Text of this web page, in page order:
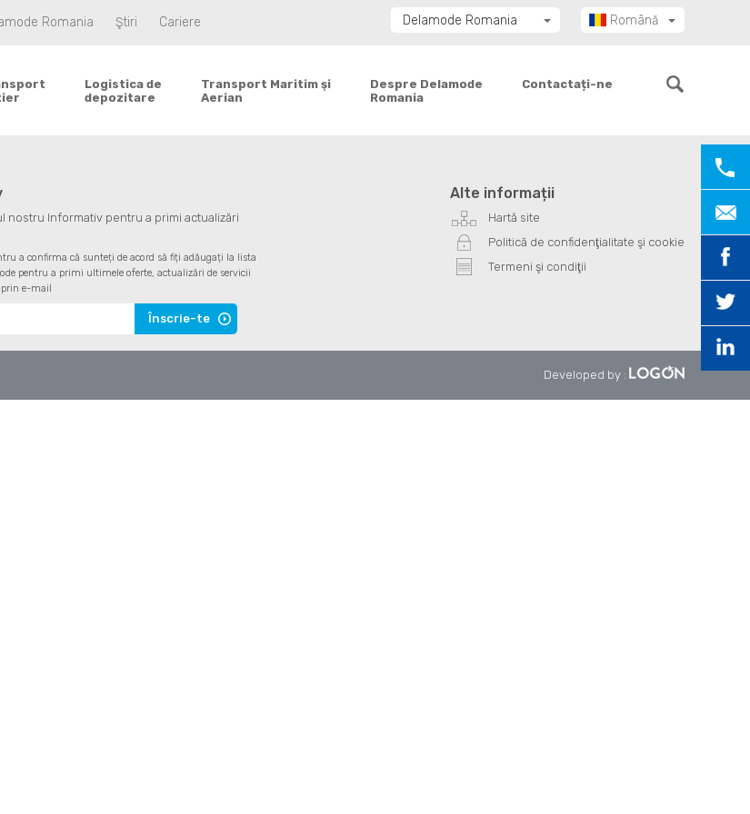
Romania Ştiri Cariere Română
Delamode Romania
Delamode Bulgaria
Delamode Montenegro
Delamode Serbia
Logistica de
depozitare
Transport Maritim şi
Aerian
Despre Delamode
Romania
Contactați-ne
nostru Informativ pentru a primi actualizări
a confirma că sunteți de acord să fiți adăugați la lista
pentru a primi ultimele oferte, actualizări de servicii
e-mail
Înscrie-te
Alte informații
Hartă site
Politică de confidenţialitate şi cookie
Termeni şi condiţii
Developed by :